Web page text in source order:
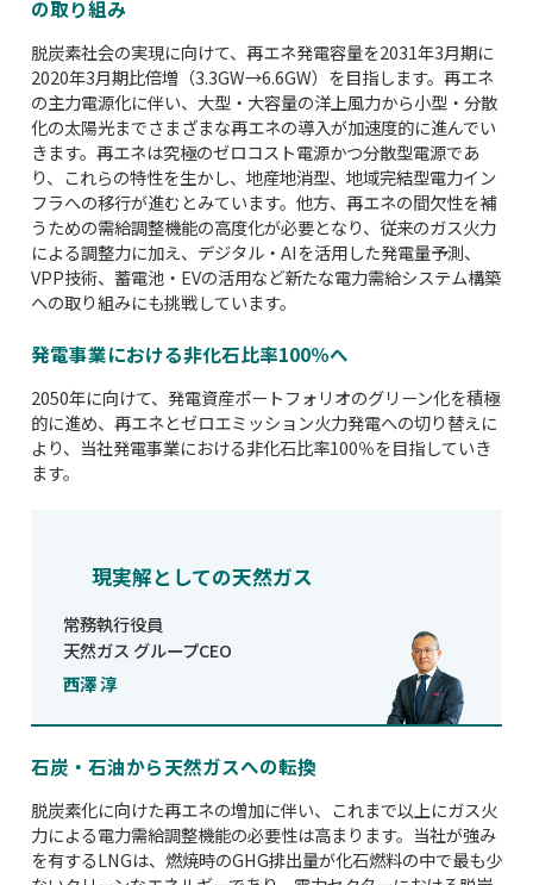
の取り組み
脱炭素社会の実現に向けて、再エネ発電容量を2031年3月期に
2020年3月期比倍増（3.3GW→6.6GW）を目指します。再エネ
の主力電源化に伴い、大型・大容量の洋上風力から小型・分散
化の太陽光までさまざまな再エネの導入が加速度的に進んでい
きます。再エネは究極のゼロコスト電源かつ分散型電源であ
り、これらの特性を生かし、地産地消型、地域完結型電力イン
フラへの移行が進むとみています。他方、再エネの間欠性を補
うための需給調整機能の高度化が必要となり、従来のガス火力
による調整力に加え、デジタル・AIを活用した発電量予測、
VPP技術、蓄電池・EVの活用など新たな電力需給システム構築
への取り組みにも挑戦しています。
発電事業における非化石比率100％へ
2050年に向けて、発電資産ポートフォリオのグリーン化を積極
的に進め、再エネとゼロエミッション火力発電への切り替えに
より、当社発電事業における非化石比率100％を目指していき
ます。
現実解としての天然ガス
常務執行役員
天然ガス グループCEO
西澤 淳
石炭・石油から天然ガスへの転換
脱炭素化に向けた再エネの増加に伴い、これまで以上にガス火
力による電力需給調整機能の必要性は高まります。当社が強み
を有するLNGは、燃焼時のGHG排出量が化石燃料の中で最も少